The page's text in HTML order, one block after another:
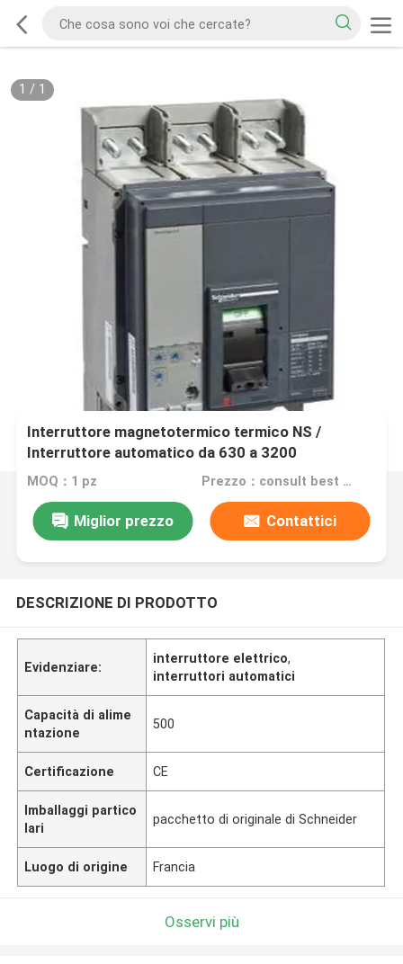
1 / 1
Interruttore magnetotermico termico NS /
Interruttore automatico da 630 a 3200
MOQ：1 pz Prezzo：consult best discount
Miglior prezzo Contattici
DESCRIZIONE DI PRODOTTO
Evidenziare:
interruttore elettrico,
interruttori automatici
Capacità di alime
ntazione
500
Certificazione CE
Imballaggi partico
lari
pacchetto di originale di Schneider
Luogo di origine Francia
Osservi più